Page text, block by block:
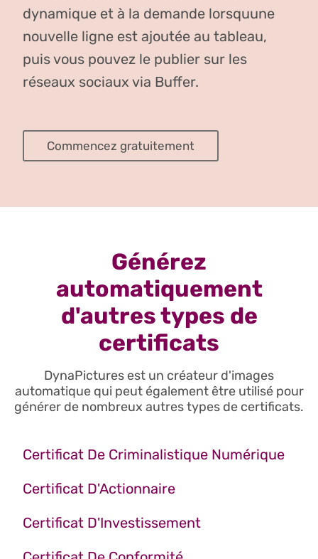
dynamique et à la demande lorsquune
nouvelle ligne est ajoutée au tableau,
puis vous pouvez le publier sur les
réseaux sociaux via Buffer.
Commencez gratuitement
Générez
automatiquement
d'autres types de
certificats
DynaPictures est un créateur d'images
automatique qui peut également être utilisé pour
générer de nombreux autres types de certificats.
Certificat De Criminalistique Numérique
Certificat D'Actionnaire
Certificat D'Investissement